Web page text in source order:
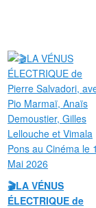
🎬LA VÉNUS
ÉLECTRIQUE de